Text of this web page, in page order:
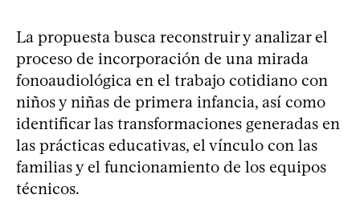
La propuesta busca reconstruir y analizar el
proceso de incorporación de una mirada
fonoaudiológica en el trabajo cotidiano con
niños y niñas de primera infancia, así como
identificar las transformaciones generadas en
las prácticas educativas, el vínculo con las
familias y el funcionamiento de los equipos
técnicos.